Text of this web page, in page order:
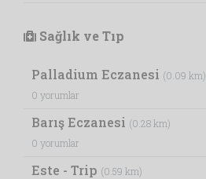
Sağlık ve Tıp
Palladium Eczanesi (0.09 km)
0 yorumlar
Barış Eczanesi (0.28 km)
0 yorumlar
Este - Trip (0.59 km)